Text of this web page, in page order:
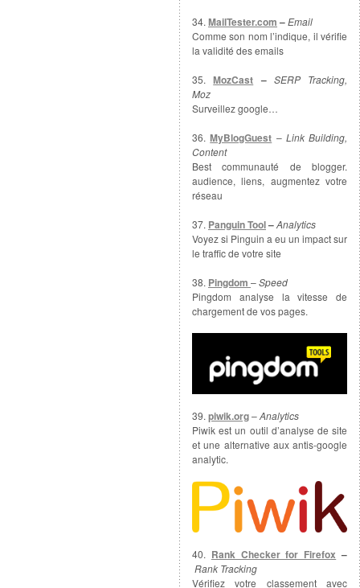
34. MailTester.com –Email
Comme son nom l’indique, il vérifie
la validité des emails
35.MozCast – SERP Tracking,
Moz
Surveillez google…
36.MyBlogGuest – Link Building,
Content
Best communauté de blogger.
audience, liens, augmentez votre
réseau
37. Panguin Tool–Analytics
Voyez si Pinguin a eu un impact sur
le traffic de votre site
38. Pingdom –Speed
Pingdom analyse la vitesse de
chargement de vos pages.
39.piwik.org–Analytics
Piwik est un outil d’analyse de site
et une alternative aux antis-google
analytic.
40. Rank Checker for Firefox –
Rank Tracking
Vérifiez votre classement avec